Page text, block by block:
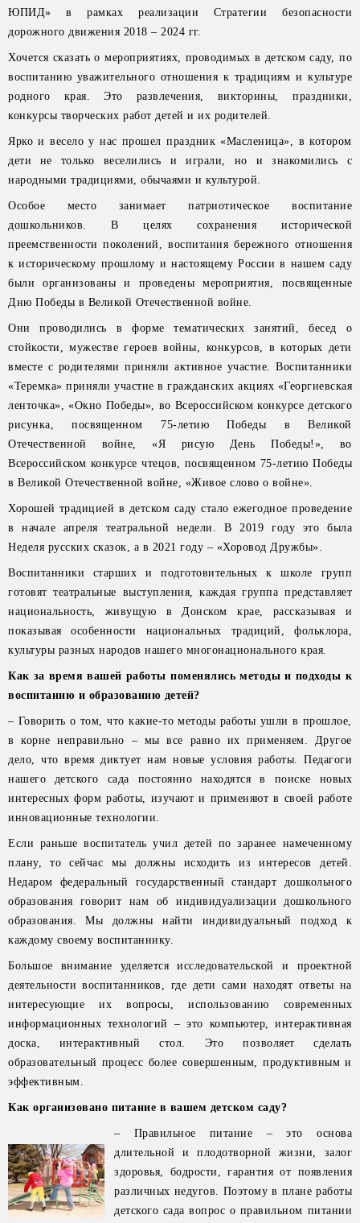
ЮПИД» в рамках реализации Стратегии безопасности
дорожного движения 2018 – 2024 гг.
Хочется сказать о мероприятиях, проводимых в детском саду, по
воспитанию уважительного отношения к традициям и культуре
родного края. Это развлечения, викторины, праздники,
конкурсы творческих работ детей и их родителей.
Ярко и весело у нас прошел праздник «Масленица», в котором
дети не только веселились и играли, но и знакомились с
народными традициями, обычаями и культурой.
Особое место занимает патриотическое воспитание
дошкольников. В целях сохранения исторической
преемственности поколений, воспитания бережного отношения
к историческому прошлому и настоящему России в нашем саду
были организованы и проведены мероприятия, посвященные
Дню Победы в Великой Отечественной войне.
Они проводились в форме тематических занятий, бесед о
стойкости, мужестве героев войны, конкурсов, в которых дети
вместе с родителями приняли активное участие. Воспитанники
«Теремка» приняли участие в гражданских акциях «Георгиевская
ленточка», «Окно Победы», во Всероссийском конкурсе детского
рисунка, посвященном 75-летию Победы в Великой
Отечественной войне, «Я рисую День Победы!», во
Всероссийском конкурсе чтецов, посвященном 75-летию Победы
в Великой Отечественной войне, «Живое слово о войне».
Хорошей традицией в детском саду стало ежегодное проведение
в начале апреля театральной недели. В 2019 году это была
Неделя русских сказок, а в 2021 году – «Хоровод Дружбы».
Воспитанники старших и подготовительных к школе групп
готовят театральные выступления, каждая группа представляет
национальность, живущую в Донском крае, рассказывая и
показывая особенности национальных традиций, фольклора,
культуры разных народов нашего многонационального края.
Как за время вашей работы поменялись методы и подходы к
воспитанию и образованию детей?
– Говорить о том, что какие-то методы работы ушли в прошлое,
в корне неправильно – мы все равно их применяем. Другое
дело, что время диктует нам новые условия работы. Педагоги
нашего детского сада постоянно находятся в поиске новых
интересных форм работы, изучают и применяют в своей работе
инновационные технологии.
Если раньше воспитатель учил детей по заранее намеченному
плану, то сейчас мы должны исходить из интересов детей.
Недаром федеральный государственный стандарт дошкольного
образования говорит нам об индивидуализации дошкольного
образования. Мы должны найти индивидуальный подход к
каждому своему воспитаннику.
Большое внимание уделяется исследовательской и проектной
деятельности воспитанников, где дети сами находят ответы на
интересующие их вопросы, использованию современных
информационных технологий – это компьютер, интерактивная
доска, интерактивный стол. Это позволяет сделать
образовательный процесс более совершенным, продуктивным и
эффективным.
Как организовано питание в вашем детском саду?
– Правильное питание – это основа
длительной и плодотворной жизни, залог
здоровья, бодрости, гарантия от появления
различных недугов. Поэтому в плане работы
детского сада вопрос о правильном питании